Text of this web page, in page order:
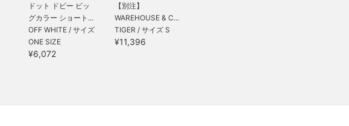
ドット ドビー ビッ
グカラー ショート...
OFF WHITE / サイズ
ONE SIZE
¥6,072
【別注】
WAREHOUSE & C...
TIGER / サイズ S
¥11,396